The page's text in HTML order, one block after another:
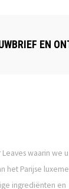
EN
waarin we
het Parijse
ingrediënten en